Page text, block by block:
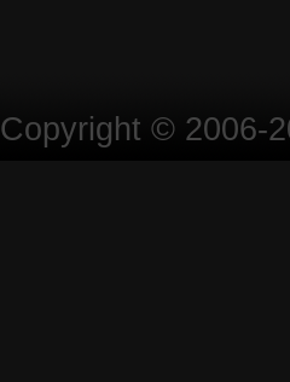
Copyright © 2006-